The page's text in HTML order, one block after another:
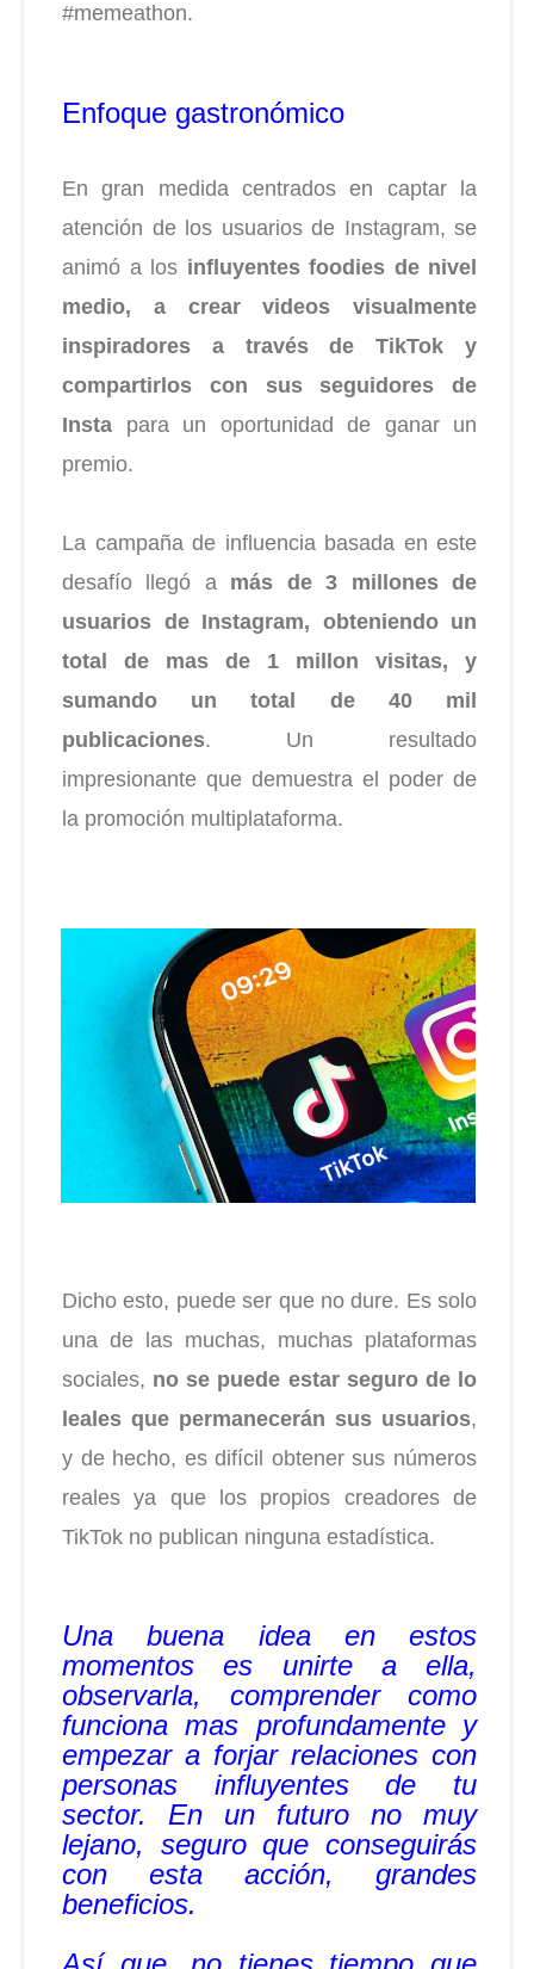
#memeathon.
Enfoque gastronómico
En gran medida centrados en captar la
atención de los usuarios de Instagram, se
animó a los influyentes foodies de nivel
medio, a crear videos visualmente
inspiradores a través de TikTok y
compartirlos con sus seguidores de
Insta para un oportunidad de ganar un
premio.
La campaña de influencia basada en este
desafío llegó a más de 3 millones de
usuarios de Instagram, obteniendo un
total de mas de 1 millon visitas, y
sumando un total de 40 mil
publicaciones. Un resultado
impresionante que demuestra el poder de
la promoción multiplataforma.
Dicho esto, puede ser que no dure. Es solo
una de las muchas, muchas plataformas
sociales, no se puede estar seguro de lo
leales que permanecerán sus usuarios,
y de hecho, es difícil obtener sus números
reales ya que los propios creadores de
TikTok no publican ninguna estadística.
Una buena idea en estos
momentos es unirte a ella,
observarla, comprender como
funciona mas profundamente y
empezar a forjar relaciones con
personas influyentes de tu
sector. En un futuro no muy
lejano, seguro que conseguirás
con esta acción, grandes
beneficios.